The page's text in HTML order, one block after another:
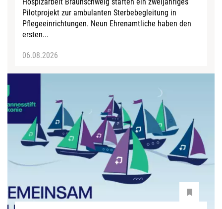
Pilotprojekt zur ambulanten Sterbebegleitung in
Pflegeeinrichtungen. Neun Ehrenamtliche haben den
ersten...
06.08.2026